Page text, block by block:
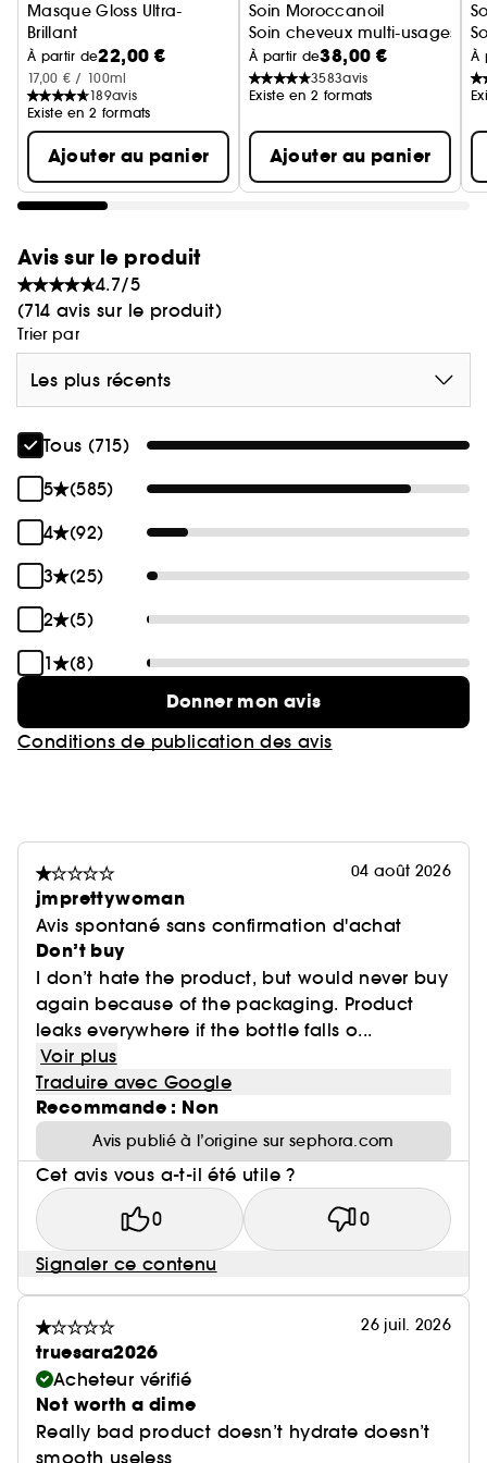
Masque Gloss Ultra-
Brillant
Pour tous les types de cheveux
À partir de22,00 €
17,00 € / 100ml
189avis
Existe en 2 formats
Ajouter au panier
Soin Moroccanoil
Soin cheveux multi-usages
À partir de38,00 €
3583avis
Existe en 2 formats
Ajouter au panier
À
Avis sur le produit
4.7/5
(714 avis sur le produit)
Trier par
Les plus récents
Tous (715)
5
(585)
4
(92)
3
(25)
2
(5)
1
(8)
Donner mon avis
Conditions de publication des avis
04 août 2026
jmprettywoman
Avis spontané sans confirmation d'achat
Don’t buy
I don’t hate the product, but would never buy
again because of the packaging. Product
leaks everywhere if the bottle falls o...
Voir plus
Traduire avec Google
Recommande : Non
Avis publié à l’origine sur sephora.com
Cet avis vous a-t-il été utile ?
0 0
Signaler ce contenu
26 juil. 2026
truesara2026
Acheteur vérifié
Not worth a dime
Really bad product doesn’t hydrate doesn’t
smooth useless